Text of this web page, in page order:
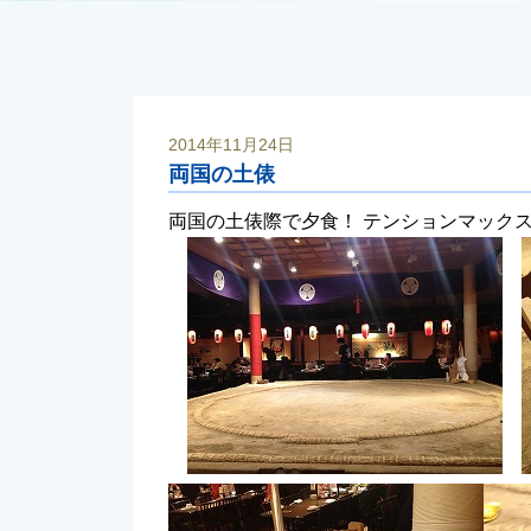
2014年11月24日
両国の土俵
両国の土俵際で夕食！ テンションマック